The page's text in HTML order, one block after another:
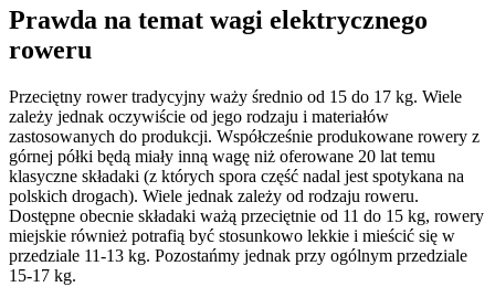
Prawda na temat wagi elektrycznego
roweru
Przeciętny rower tradycyjny waży średnio od 15 do 17 kg. Wiele
zależy jednak oczywiście od jego rodzaju i materiałów
zastosowanych do produkcji. Współcześnie produkowane rowery z
górnej półki będą miały inną wagę niż oferowane 20 lat temu
klasyczne składaki (z których spora część nadal jest spotykana na
polskich drogach). Wiele jednak zależy od rodzaju roweru.
Dostępne obecnie składaki ważą przeciętnie od 11 do 15 kg, rowery
miejskie również potrafią być stosunkowo lekkie i mieścić się w
przedziale 11-13 kg. Pozostańmy jednak przy ogólnym przedziale
15-17 kg.